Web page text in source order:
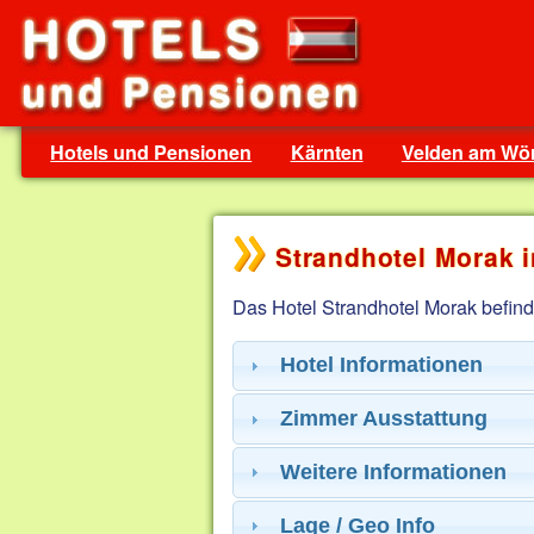
Hotels und Pensionen Kärnten Velden am
Strandhotel Morak
Das Hotel Strandhotel Morak
Hotel Informationen
Zimmer Ausstattung
Weitere Informationen
Lage / Geo Info